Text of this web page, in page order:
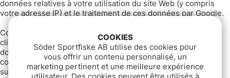
données relatives à votre utilisation du site Web (y compris
votre adresse IP) et le traitement de ces données par Google.
Comme alternative au plugin de navigateur, vous pouvez
cliquer pour empêcher Google Analytics de collecter vos
données à partir de ce site à l'avenir. De cette manière, un
cookie de désactivation est placé sur votre appareil. Si vous
supprimez vos cookies, il vous sera demandé de donner à
COOKIES
Söder Sportfiske AB utilise des cookies pour
vous offrir un contenu personnalisé, un
marketing pertinent et une meilleure expérience